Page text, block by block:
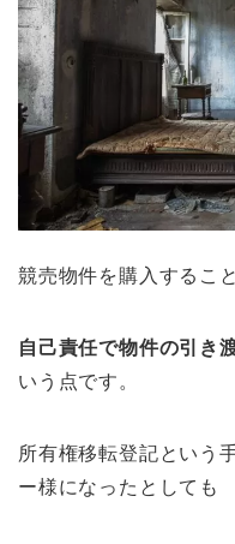
競売物件を購入するこ
自己責任で物件の引き
いう点です。
所有権移転登記という
ー様になったとしても